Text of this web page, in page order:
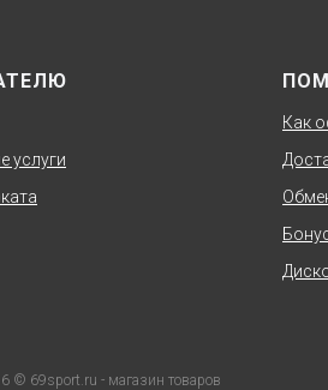
услуги
Как
© 69sport.ru - магазин товаров